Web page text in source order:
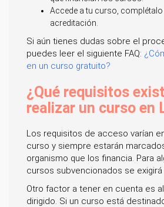
Accede a tu curso,
acreditación.
Si aún tienes dudas sobre el
puedes leer el siguiente FAQ:
en un curso gratuito?
¿Qué requisitos
realizar un curso en
Los requisitos de acceso varían
curso y siempre estarán
organismo que los financia. Para
cursos subvencionados se exigirá
Otro factor a tener en cuenta es
dirigido. Si un curso está